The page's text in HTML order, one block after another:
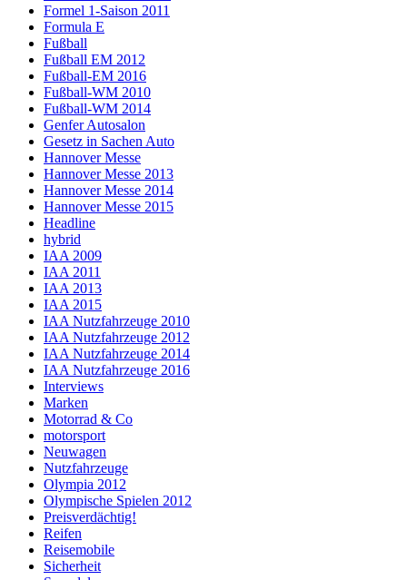
Formel 1-Saison 2011
Formula E
Fußball
Fußball EM 2012
Fußball-EM 2016
Fußball-WM 2010
Fußball-WM 2014
Genfer Autosalon
Gesetz in Sachen Auto
Hannover Messe
Hannover Messe 2013
Hannover Messe 2014
Hannover Messe 2015
Headline
hybrid
IAA 2009
IAA 2011
IAA 2013
IAA 2015
IAA Nutzfahrzeuge 2010
IAA Nutzfahrzeuge 2012
IAA Nutzfahrzeuge 2014
IAA Nutzfahrzeuge 2016
Interviews
Marken
Motorrad & Co
motorsport
Neuwagen
Nutzfahrzeuge
Olympia 2012
Olympische Spielen 2012
Preisverdächtig!
Reifen
Reisemobile
Sicherheit